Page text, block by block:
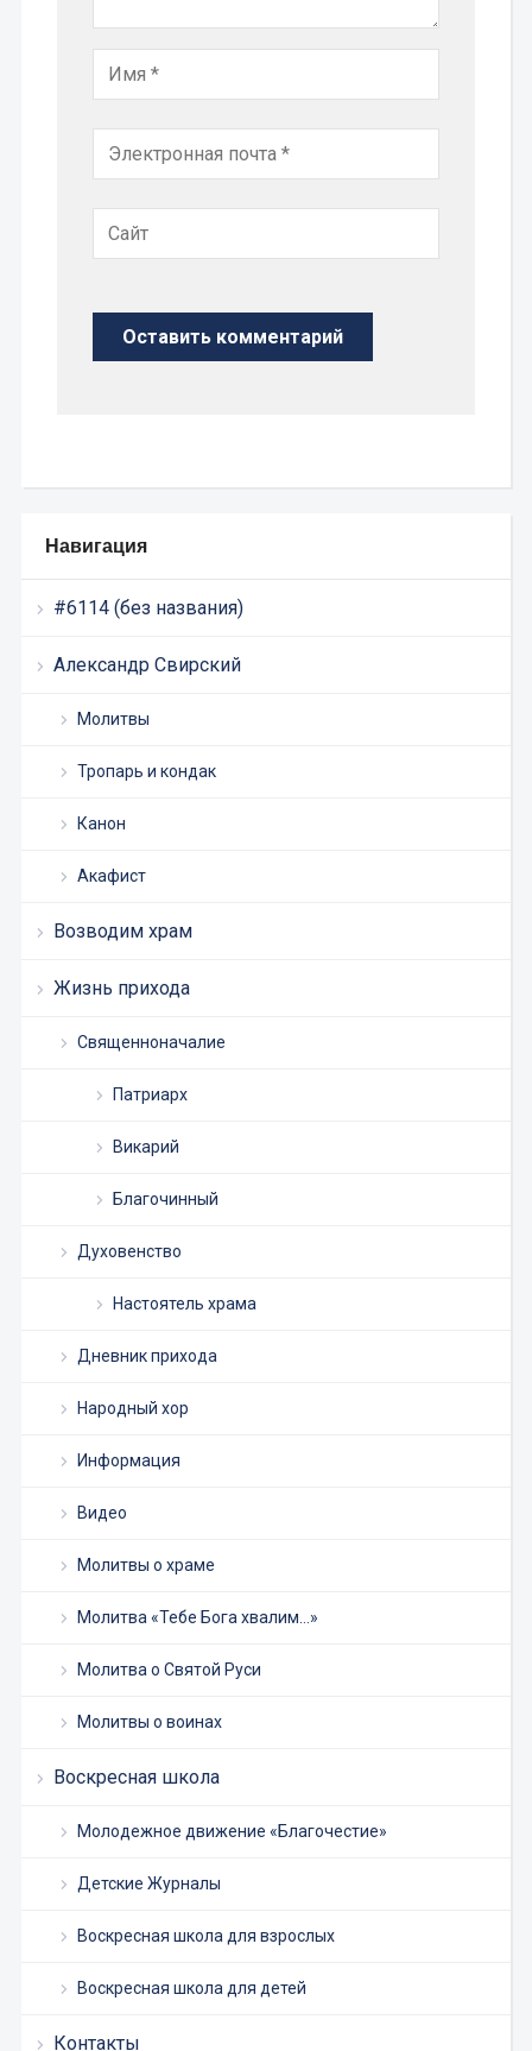
Навигация
#6114 (без названия)
Александр Свирский
Молитвы
Тропарь и кондак
Канон
Акафист
Возводим храм
Жизнь прихода
Священноначалие
Патриарх
Викарий
Благочинный
Духовенство
Настоятель храма
Дневник прихода
Народный хор
Информация
Видео
Молитвы о храме
Молитва «Тебе Бога хвалим…»
Молитва о Святой Руси
Молитвы о воинах
Воскресная школа
Молодежное движение «Благочестие»
Детские Журналы
Воскресная школа для взрослых
Воскресная школа для детей
Контакты